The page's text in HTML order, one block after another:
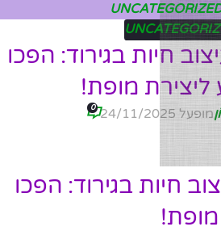
חיות בגירוד: הפכו
ליצירת מופת!
מופעל 24/11/2025 0
חיות בגירוד: הפכו
מופת!